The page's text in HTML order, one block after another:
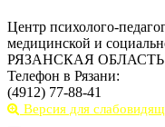
Центр психолого-
медицинской и
РЯЗАНСКАЯ ОБЛАСТЬ
Телефон в Рязани:
(4912) 77-88-41
Версия для